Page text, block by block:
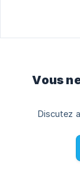
Vous
Discutez